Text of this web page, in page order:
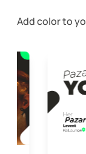
Add color to